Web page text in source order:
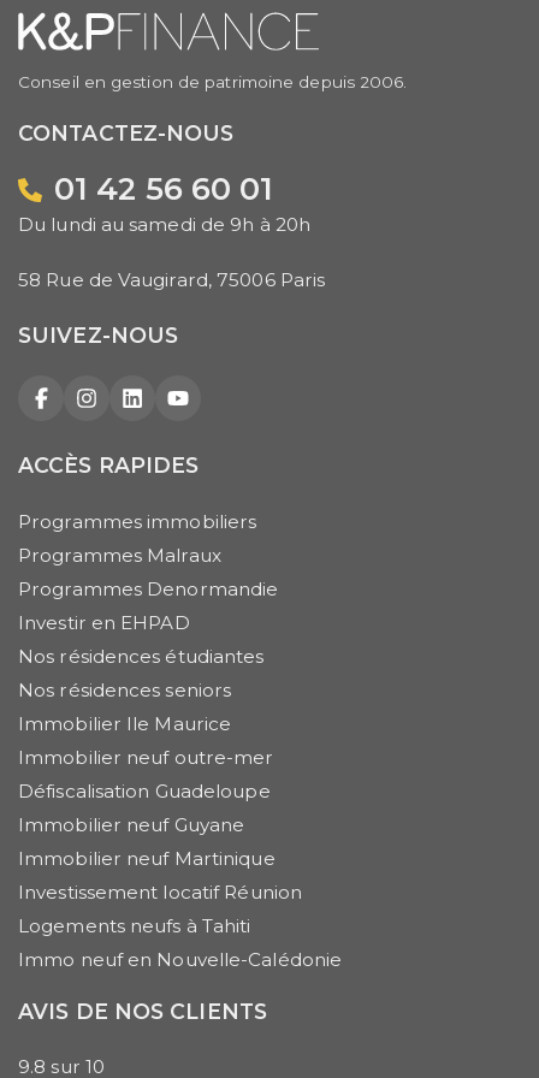
Conseil en gestion de patrimoine depuis 2006.
CONTACTEZ-NOUS
01 42 56 60 01
Du lundi au samedi de 9h à 20h
58 Rue de Vaugirard, 75006 Paris
SUIVEZ-NOUS
FacebookInstagram
LinkedInYouTube
ACCÈS RAPIDES
Programmes immobiliers
Programmes Malraux
Programmes Denormandie
Investir en EHPAD
Nos résidences étudiantes
Nos résidences seniors
Immobilier Ile Maurice
Immobilier neuf outre-mer
Défiscalisation Guadeloupe
Immobilier neuf Guyane
Immobilier neuf Martinique
Investissement locatif Réunion
Logements neufs à Tahiti
Immo neuf en Nouvelle-Calédonie
AVIS DE NOS CLIENTS
9.8 sur 10